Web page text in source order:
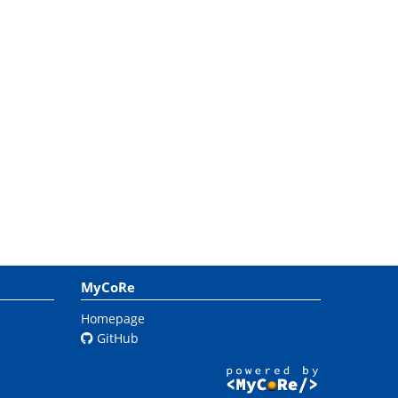
MyCoRe
Homepage
GitHub